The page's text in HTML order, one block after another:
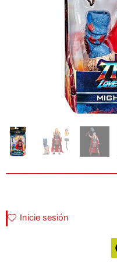
Inicie sesión